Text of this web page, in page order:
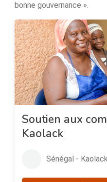
bonne gouvernance ».
Soutien aux
Kaolack
Sénégal -